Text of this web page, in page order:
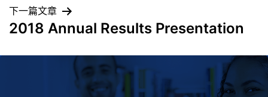
下一篇文章
2018 Annual Results Presentation